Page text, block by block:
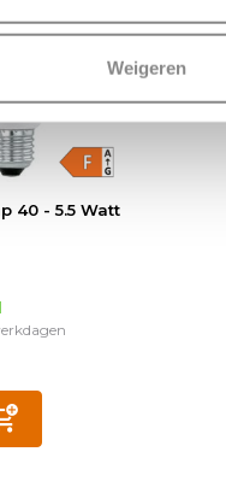
Weigeren
40 - 5.5 Watt